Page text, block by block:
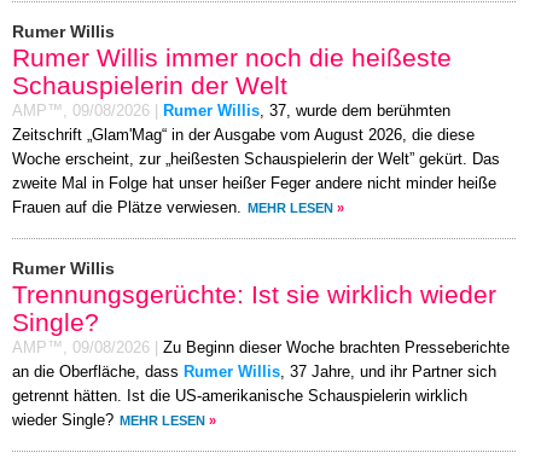
Rumer Willis
Rumer Willis immer noch die heißeste
Schauspielerin der Welt
AMP™, 09/08/2026 Rumer Willis, 37, wurde dem berühmten
Zeitschrift „Glam'Mag“ in der Ausgabe vom August 2026, die diese
Woche erscheint, zur „heißesten Schauspielerin der Welt” gekürt. Das
zweite Mal in Folge hat unser heißer Feger andere nicht minder heiße
Frauen auf die Plätze verwiesen. MEHR LESEN »
Rumer Willis
Trennungsgerüchte: Ist sie wirklich wieder
Single?
AMP™, 09/08/2026
Zu Beginn dieser Woche brachten Presseberichte
an die Oberfläche, dass Rumer Willis, 37 Jahre, und ihr Partner sich
getrennt hätten. Ist die US-amerikanische Schauspielerin wirklich
wieder Single? MEHR LESEN »